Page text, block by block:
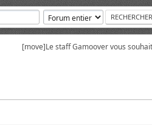
[move]Le staff Gamoover vous